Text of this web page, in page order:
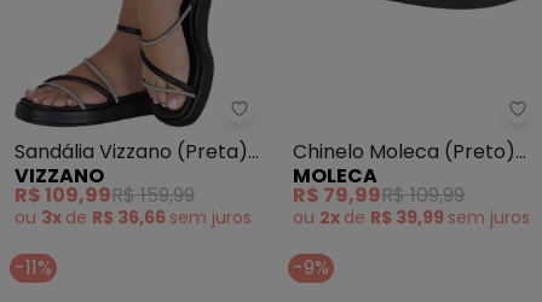
Vizzano - Sandália Vizzano
Sandália Vizzano (Preta)
em Sintético
VIZZANO
R$ 109,99R$ 159,99
ou 3x de R$ 36,66 sem juros
Chinelo Moleca (Preto)
em Sintético
MOLECA
R$ 79,99R$ 109,99
ou 2x de R$ 39,99 sem juros
-11% -9%